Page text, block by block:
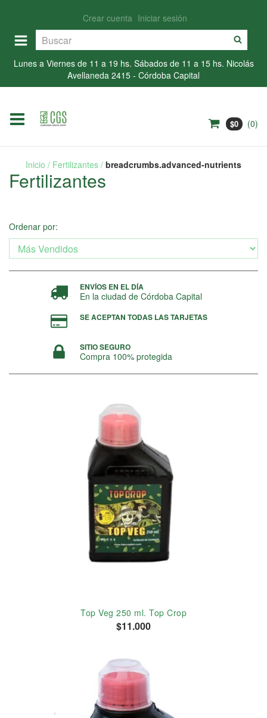
Crear cuenta Iniciar sesión
Lunes a Viernes de 11 a 19 hs. Sábados de 11 a 15 hs. Nicolás
Avellaneda 2415 - Córdoba Capital
(0)
$0
Inicio / Fertilizantes / breadcrumbs.advanced-nutrients
Fertilizantes
Ordenar por:
ENVÍOS EN EL DÍA
En la ciudad de Córdoba Capital
SE ACEPTAN TODAS LAS TARJETAS
SITIO SEGURO
Compra 100% protegida
Top Veg 250 ml. Top Crop
$11.000